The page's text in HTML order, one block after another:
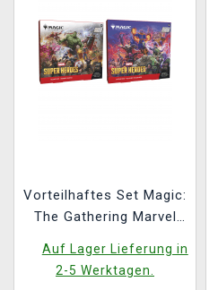
Vorteilhaftes Set Magic:
The Gathering Marvel
Unleashed Scene Box +
Heroes United Scene
Auf Lager Lieferung in
2-5 Werktagen.